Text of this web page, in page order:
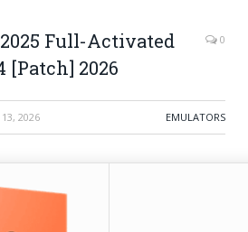
Full-Activated
2026
0
13, 2026 EMULATORS